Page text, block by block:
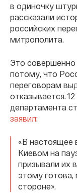
в одиночку
рассказали
российских
митрополита.
Это
потому, что
переговорам
отказывается.
департамента
заявил:
«В настоящее
Киевом на
призывали их
этому готова,
стороне».